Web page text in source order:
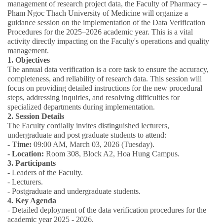
management of research project data, the Faculty of Pharmacy –
Pham Ngoc Thach University of Medicine will organize a
guidance session on the implementation of the Data Verification
Procedures for the 2025–2026 academic year. This is a vital
activity directly impacting on the Faculty's operations and quality
management.
1. Objectives
The annual data verification is a core task to ensure the accuracy,
completeness, and reliability of research data. This session will
focus on providing detailed instructions for the new procedural
steps, addressing inquiries, and resolving difficulties for
specialized departments during implementation.
2. Session Details
The Faculty cordially invites distinguished lecturers,
undergraduate and post graduate students to attend:
- Time: 09:00 AM, March 03, 2026 (Tuesday).
- Location: Room 308, Block A2, Hoa Hung Campus.
3. Participants
- Leaders of the Faculty.
- Lecturers.
- Postgraduate and undergraduate students.
4. Key Agenda
- Detailed deployment of the data verification procedures for the
academic year 2025 - 2026.